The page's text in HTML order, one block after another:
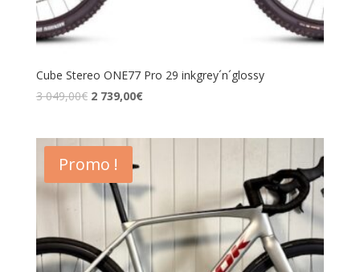
Cube Stereo ONE77 Pro 29 inkgrey´n´glossy
3 049,00€ 2 739,00€
Promo !